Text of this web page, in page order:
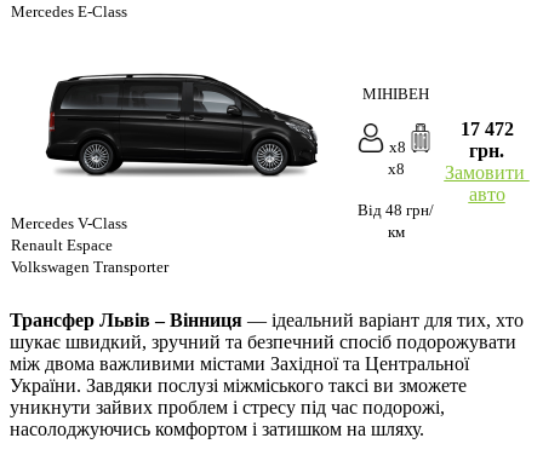
Mercedes E-Class
Mercedes V-Class
Renault Espace
Volkswagen Transporter
МІНІВЕН
x8
x8
Від 48 грн/
км
17 472
грн.
Замовити
авто
Трансфер Львів – Вінниця — ідеальний варіант для тих, хто
шукає швидкий, зручний та безпечний спосіб подорожувати
між двома важливими містами Західної та Центральної
України. Завдяки послузі міжміського таксі ви зможете
уникнути зайвих проблем і стресу під час подорожі,
насолоджуючись комфортом і затишком на шляху.